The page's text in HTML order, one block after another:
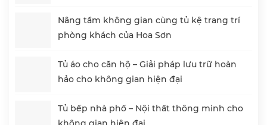
Nâng tầm không gian cùng tủ kệ trang trí
phòng khách của Hoa Sơn
Tủ áo cho căn hộ – Giải pháp lưu trữ hoàn
hảo cho không gian hiện đại
Tủ bếp nhà phố – Nội thất thông minh cho